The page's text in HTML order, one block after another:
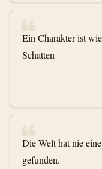
❝
Ein Charakter ist
Schatten
❝
Die Welt hat nie
gefunden.